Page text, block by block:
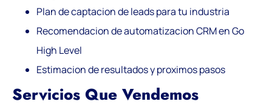
Plan de captacion de leads para tu industria
Recomendacion de automatizacion CRM en Go
High Level
Estimacion de resultados y proximos pasos
Servicios Que Vendemos